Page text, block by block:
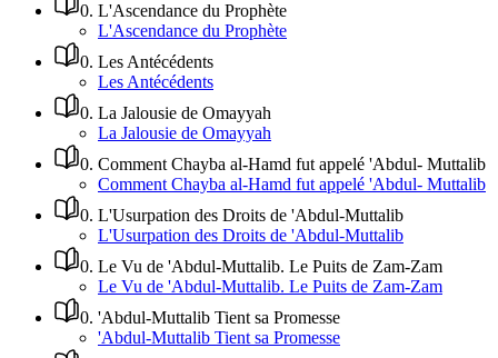
0. L'Ascendance du Prophète
L'Ascendance du Prophète
0. Les Antécédents
Les Antécédents
0. La Jalousie de Omayyah
La Jalousie de Omayyah
0. Comment Chayba al-Hamd fut appelé 'Abdul- Muttalib
Comment Chayba al-Hamd fut appelé 'Abdul- Muttalib
0. L'Usurpation des Droits de 'Abdul-Muttalib
L'Usurpation des Droits de 'Abdul-Muttalib
0. Le Vu de 'Abdul-Muttalib. Le Puits de Zam-Zam
Le Vu de 'Abdul-Muttalib. Le Puits de Zam-Zam
0. 'Abdul-Muttalib Tient sa Promesse
'Abdul-Muttalib Tient sa Promesse